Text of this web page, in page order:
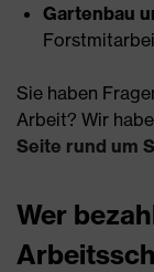
Gartenbau
Sie haben
Arbeit? Wir
Seite rund um
Wer